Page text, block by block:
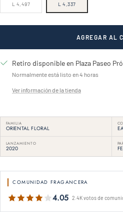
L 4,497 L 4,337
AGREGAR AL
Retiro disponible en Plaza Paseo
Normalmente está listo en 4 horas
Ver información de la tienda
FAMILIA
ORIENTAL FLORAL
LANZAMIENTO
2020
COMUNIDAD FRAGANCERA
4.05 2.4K votos de